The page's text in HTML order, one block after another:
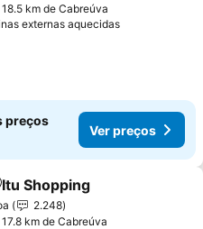
18.5 km de Cabreúva
externas aquecidas
preços
Ver preços
aos favoritos
Shopping
2.248
17.8 km de Cabreúva